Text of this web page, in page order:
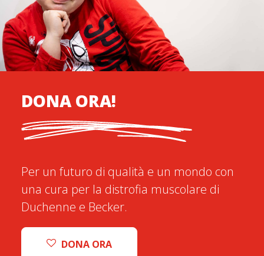
DONA ORA!
Per un futuro di qualità e un mondo con
una cura per la distrofia muscolare di
Duchenne e Becker.
DONA ORA